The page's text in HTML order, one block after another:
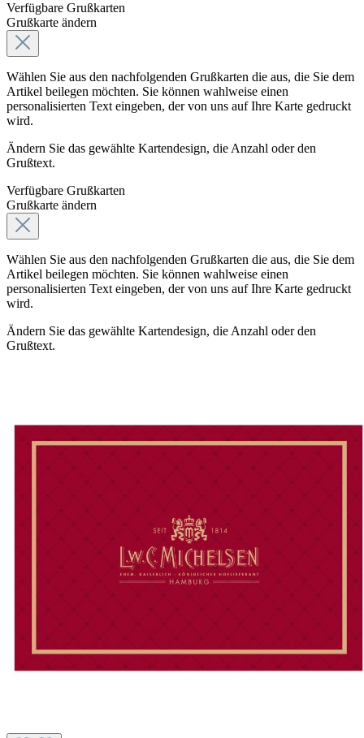
Verfügbare Grußkarten
Grußkarte ändern
Wählen Sie aus den nachfolgenden Grußkarten die aus, die Sie dem
Artikel beilegen möchten. Sie können wahlweise einen
personalisierten Text eingeben, der von uns auf Ihre Karte gedruckt
wird.
Ändern Sie das gewählte Kartendesign, die Anzahl oder den
Grußtext.
Verfügbare Grußkarten
Grußkarte ändern
Wählen Sie aus den nachfolgenden Grußkarten die aus, die Sie dem
Artikel beilegen möchten. Sie können wahlweise einen
personalisierten Text eingeben, der von uns auf Ihre Karte gedruckt
wird.
Ändern Sie das gewählte Kartendesign, die Anzahl oder den
Grußtext.